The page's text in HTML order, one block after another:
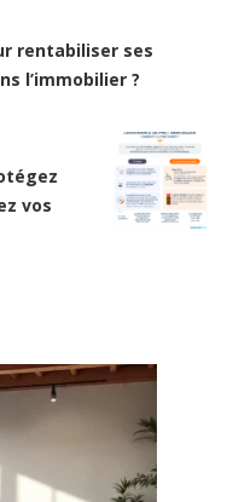
rentabiliser ses
l’immobilier ?
vos